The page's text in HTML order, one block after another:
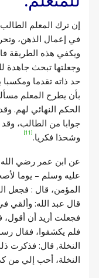
إن ترك المعلم
في إعمال الذهن،
ويكفي هذه الطريقة
وجعلتها تبحث جاهدة
حد ذاته تقدما
بأن يطرح المعلم
الحكم النهائي لهم.
جوابا من الطالب، وقد
وشحذا فكريا.[11]
عن ابن عمر رضي الله
عليه وسلم – يوما
المؤمن، قال : فجعل
قال عبد الله: وألقي
فجعلت أريد أن أقول،
فلم يكشفوا، فقال
النخلة, قال: فذكرت
النخلة، أحب إلي من